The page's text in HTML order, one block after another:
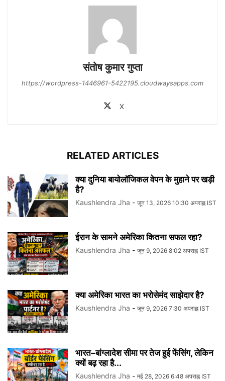
संतोष कुमार गुप्‍ता
https://wordpress-1446961-5422195.cloudwaysapps.com
X
RELATED ARTICLES
क्या दुनिया बायोलॉजिकल वेपन के मुहाने पर खड़ी
है?
Kaushlendra Jha - जून 13, 2026 10:30 अपराह्न IST
ईरान के सामने अमेरिका कितना सफल रहा?
Kaushlendra Jha - जून 9, 2026 8:02 अपराह्न IST
क्या अमेरिका भारत का भरोसेमंद साझेदार है?
Kaushlendra Jha - जून 9, 2026 7:30 अपराह्न IST
भारत–बांग्लादेश सीमा पर तेज हुई फेंसिंग, लेकिन
क्यों बढ़ रहा है...
Kaushlendra Jha - मई 28, 2026 6:48 अपराह्न IST